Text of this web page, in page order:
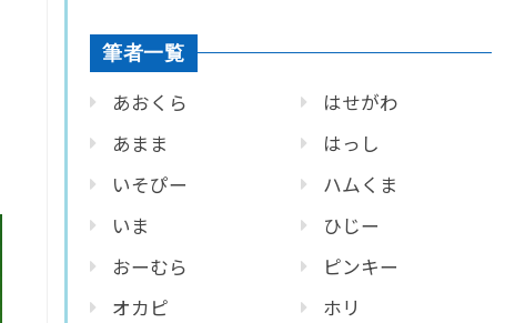
筆者一覧
あおくら
あまま
いそぴー
いま
おーむら
オカピ
はせがわ
はっし
ハムくま
ひじー
ピンキー
ホリ